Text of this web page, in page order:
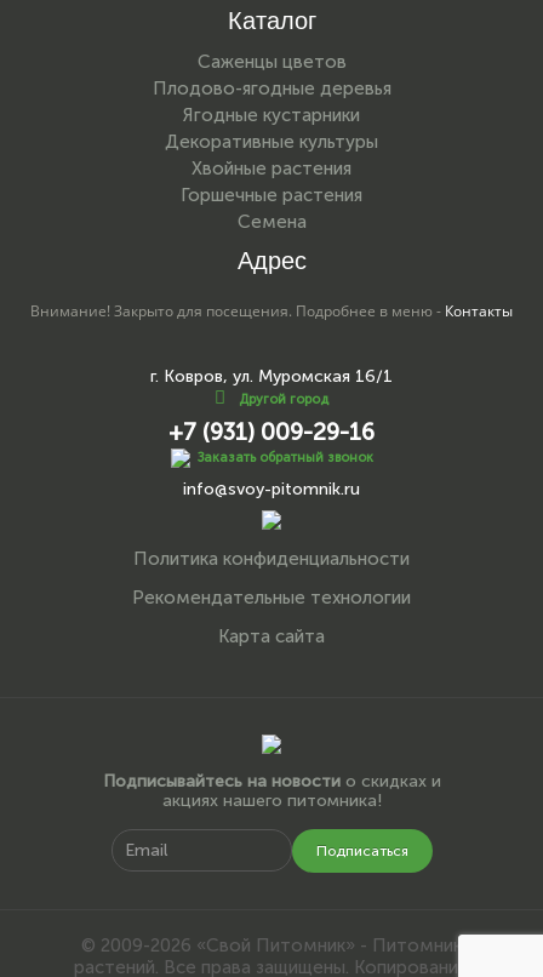
Каталог
Саженцы цветов
Плодово-ягодные деревья
Ягодные кустарники
Декоративные культуры
Хвойные растения
Горшечные растения
Семена
Адрес
Внимание! Закрыто для посещения. Подробнее в меню - Контакты
г. Ковров, ул. Муромская 16/1
Другой город
+7 (931) 009-29-16
Заказать обратный звонок
info@svoy-pitomnik.ru
Политика конфиденциальности
Рекомендательные технологии
Карта сайта
Подписывайтесь на новостио скидках и
акциях нашего питомника!
Подписаться
© 2009-2026 «Свой Питомник» - Питомник
растений. Все права защищены. Копирование